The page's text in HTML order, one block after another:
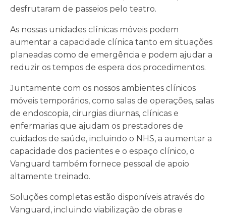
desfrutaram de passeios pelo teatro.
As nossas unidades clínicas móveis podem
aumentar a capacidade clínica tanto em situações
planeadas como de emergência e podem ajudar a
reduzir os tempos de espera dos procedimentos.
Juntamente com os nossos ambientes clínicos
móveis temporários, como salas de operações, salas
de endoscopia, cirurgias diurnas, clínicas e
enfermarias que ajudam os prestadores de
cuidados de saúde, incluindo o NHS, a aumentar a
capacidade dos pacientes e o espaço clínico, o
Vanguard também fornece pessoal de apoio
altamente treinado.
Soluções completas estão disponíveis através do
Vanguard, incluindo viabilização de obras e